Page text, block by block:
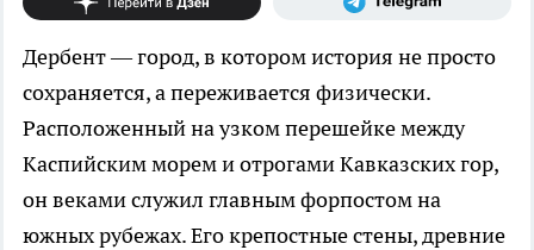
Дербент — город, в котором история не просто
сохраняется, а переживается физически.
Расположенный на узком перешейке между
Каспийским морем и отрогами Кавказских гор,
он веками служил главным форпостом на
южных рубежах. Его крепостные стены, древние